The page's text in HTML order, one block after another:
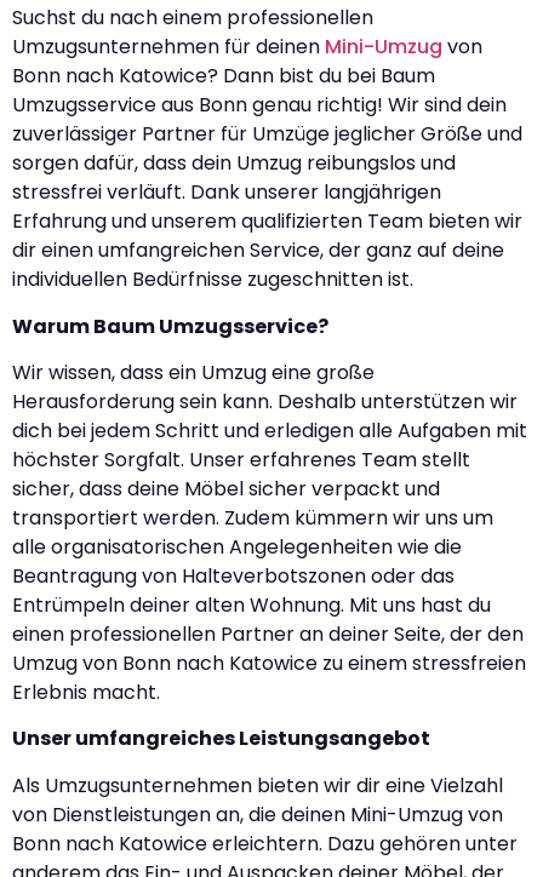
Suchst du nach einem professionellen
Umzugsunternehmen für deinen Mini-Umzug von
Bonn nach Katowice? Dann bist du bei Baum
Umzugsservice aus Bonn genau richtig! Wir sind dein
zuverlässiger Partner für Umzüge jeglicher Größe und
sorgen dafür, dass dein Umzug reibungslos und
stressfrei verläuft. Dank unserer langjährigen
Erfahrung und unserem qualifizierten Team bieten wir
dir einen umfangreichen Service, der ganz auf deine
individuellen Bedürfnisse zugeschnitten ist.
Warum Baum Umzugsservice?
Wir wissen, dass ein Umzug eine große
Herausforderung sein kann. Deshalb unterstützen wir
dich bei jedem Schritt und erledigen alle Aufgaben mit
höchster Sorgfalt. Unser erfahrenes Team stellt
sicher, dass deine Möbel sicher verpackt und
transportiert werden. Zudem kümmern wir uns um
alle organisatorischen Angelegenheiten wie die
Beantragung von Halteverbotszonen oder das
Entrümpeln deiner alten Wohnung. Mit uns hast du
einen professionellen Partner an deiner Seite, der den
Umzug von Bonn nach Katowice zu einem stressfreien
Erlebnis macht.
Unser umfangreiches Leistungsangebot
Als Umzugsunternehmen bieten wir dir eine Vielzahl
von Dienstleistungen an, die deinen Mini-Umzug von
Bonn nach Katowice erleichtern. Dazu gehören unter